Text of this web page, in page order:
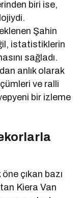
biri ise,
Şahin
istatistiklerin
sağladı.
anlık olarak
ve ralli
bir izleme
çıkan bazı
Kiera Van